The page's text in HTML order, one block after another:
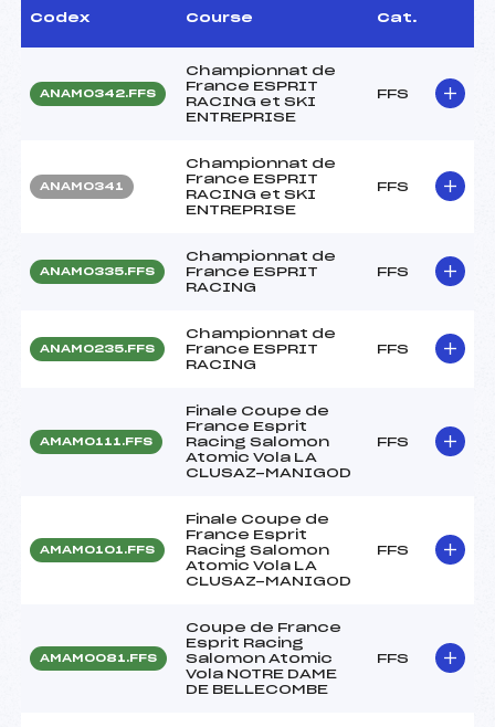
Codex Course Cat.
ANAM0342.FFS
Championnat de
France ESPRIT
RACING et SKI
ENTREPRISE
FFS
ANAM0341
Championnat de
France ESPRIT
RACING et SKI
ENTREPRISE
FFS
ANAM0335.FFS
Championnat de
France ESPRIT
RACING
FFS
ANAM0235.FFS
Championnat de
France ESPRIT
RACING
FFS
AMAM0111.FFS
Finale Coupe de
France Esprit
Racing Salomon
Atomic Vola LA
CLUSAZ-MANIGOD
FFS
AMAM0101.FFS
Finale Coupe de
France Esprit
Racing Salomon
Atomic Vola LA
CLUSAZ-MANIGOD
FFS
AMAM0081.FFS
Coupe de France
Esprit Racing
Salomon Atomic
Vola NOTRE DAME
DE BELLECOMBE
FFS